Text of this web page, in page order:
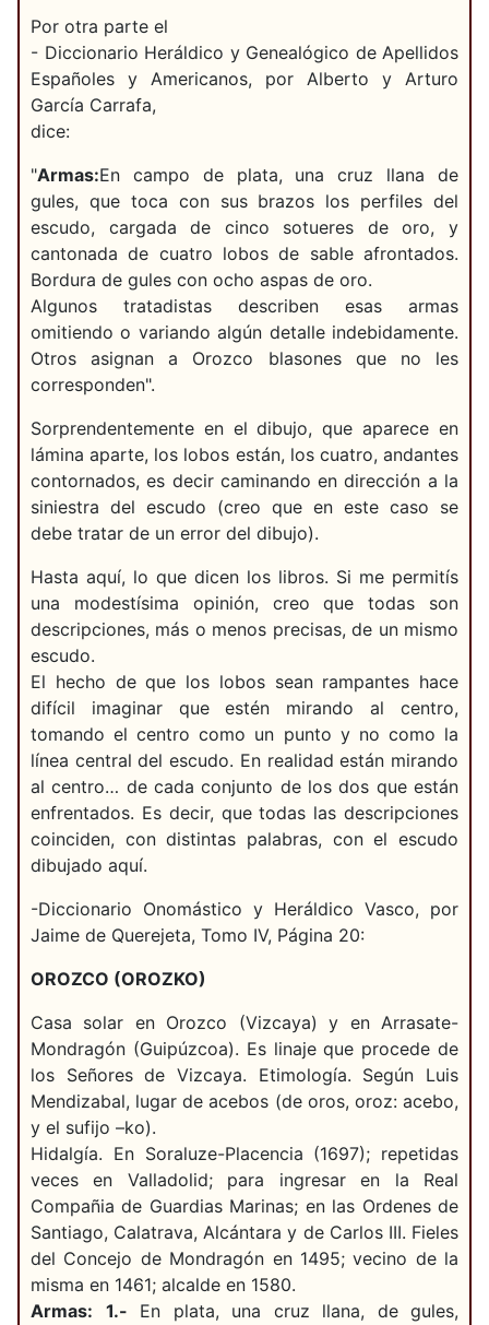
Por otra parte el
- Diccionario Heráldico y Genealógico de Apellidos
Españoles y Americanos, por Alberto y Arturo
García Carrafa,
dice:
"Armas:En campo de plata, una cruz llana de
gules, que toca con sus brazos los perfiles del
escudo, cargada de cinco sotueres de oro, y
cantonada de cuatro lobos de sable afrontados.
Bordura de gules con ocho aspas de oro.
Algunos tratadistas describen esas armas
omitiendo o variando algún detalle indebidamente.
Otros asignan a Orozco blasones que no les
corresponden".
Sorprendentemente en el dibujo, que aparece en
lámina aparte, los lobos están, los cuatro, andantes
contornados, es decir caminando en dirección a la
siniestra del escudo (creo que en este caso se
debe tratar de un error del dibujo).
Hasta aquí, lo que dicen los libros. Si me permitís
una modestísima opinión, creo que todas son
descripciones, más o menos precisas, de un mismo
escudo.
El hecho de que los lobos sean rampantes hace
difícil imaginar que estén mirando al centro,
tomando el centro como un punto y no como la
línea central del escudo. En realidad están mirando
al centro… de cada conjunto de los dos que están
enfrentados. Es decir, que todas las descripciones
coinciden, con distintas palabras, con el escudo
dibujado aquí.
-Diccionario Onomástico y Heráldico Vasco, por
Jaime de Querejeta, Tomo IV, Página 20:
OROZCO (OROZKO)
Casa solar en Orozco (Vizcaya) y en Arrasate-
Mondragón (Guipúzcoa). Es linaje que procede de
los Señores de Vizcaya. Etimología. Según Luis
Mendizabal, lugar de acebos (de oros, oroz: acebo,
y el sufijo –ko).
Hidalgía. En Soraluze-Placencia (1697); repetidas
veces en Valladolid; para ingresar en la Real
Compañia de Guardias Marinas; en las Ordenes de
Santiago, Calatrava, Alcántara y de Carlos III. Fieles
del Concejo de Mondragón en 1495; vecino de la
misma en 1461; alcalde en 1580.
Armas:
1.- En plata, una cruz llana, de gules,